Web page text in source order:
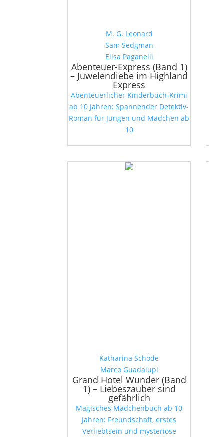
M. G. Leonard
Sam Sedgman
Elisa Paganelli
Abenteuer-Express (Band 1)
– Juwelendiebe im Highland
Express
Abenteuerlicher Kinderbuch-Krimi
ab 10 Jahren: Spannender Detektiv-
Roman für Jungen und Mädchen ab
10
Katharina Schöde
Marco Guadalupi
Grand Hotel Wunder (Band
1) – Liebeszauber sind
gefährlich
Magisches Mädchenbuch ab 10
Jahren: Freundschaft, erstes
Verliebtsein und mysteriöse